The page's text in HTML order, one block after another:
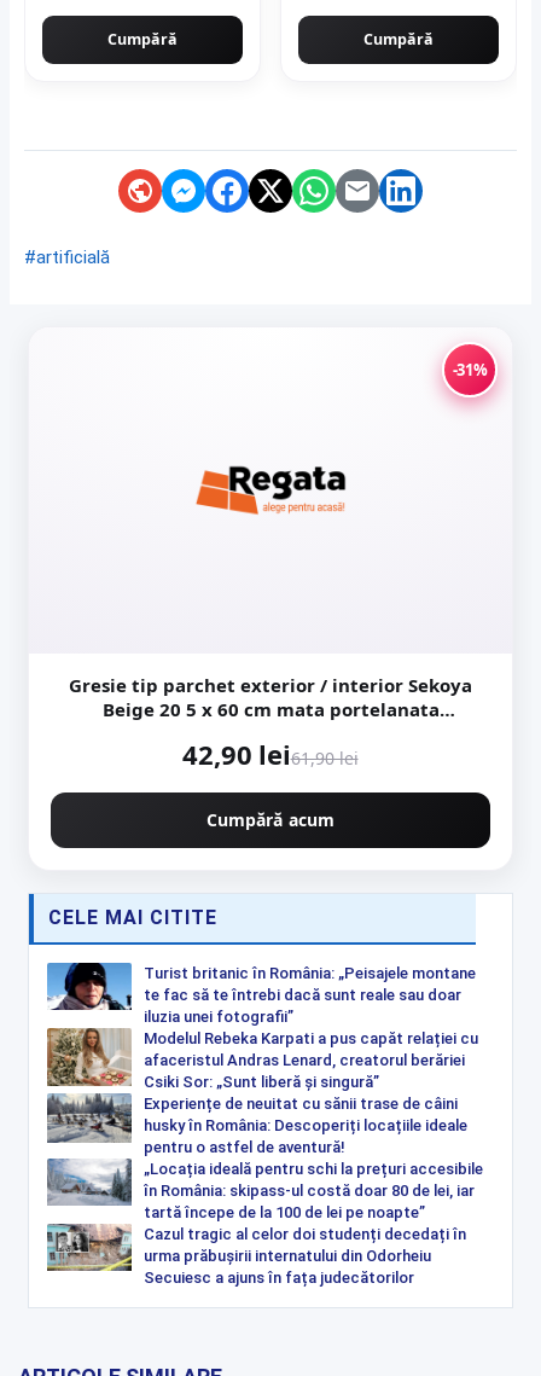
Cumpără Cumpără
#artificială
-31%
Gresie tip parchet exterior / interior Sekoya
Beige 20 5 x 60 cm mata portelanata
42,90 lei61,90 lei
Cumpără acum
CELE MAI CITITE
Turist britanic în România: „Peisajele montane
te fac să te întrebi dacă sunt reale sau doar
iluzia unei fotografii”
Modelul Rebeka Karpati a pus capăt relației cu
afaceristul Andras Lenard, creatorul berăriei
Csiki Sor: „Sunt liberă și singură”
Experiențe de neuitat cu sănii trase de câini
husky în România: Descoperiți locațiile ideale
pentru o astfel de aventură!
„Locația ideală pentru schi la prețuri accesibile
în România: skipass-ul costă doar 80 de lei, iar
tartă începe de la 100 de lei pe noapte”
Cazul tragic al celor doi studenți decedați în
urma prăbușirii internatului din Odorheiu
Secuiesc a ajuns în fața judecătorilor